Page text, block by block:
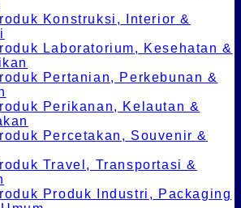
Konstruksi, Interior &
Laboratorium, Kesehatan &
Pertanian, Perkebunan &
Perikanan, Kelautan &
Percetakan, Souvenir &
Travel, Transportasi &
Produk Industri, Packaging